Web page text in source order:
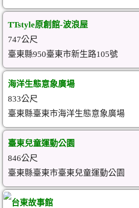
TTstyle原創館-波浪屋
747公尺
臺東縣950臺東市新生路105號
海洋生態意象廣場
833公尺
臺東縣臺東市海洋生態意象廣場
臺東兒童運動公園
846公尺
臺東縣臺東市臺東兒童運動公園
台東故事館